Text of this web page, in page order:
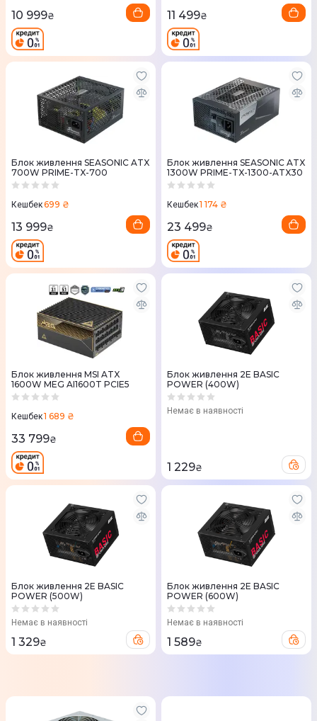
10 999₴ 11 499₴
Блок живлення SEASONIC ATX
700W PRIME-TX-700
Кешбек699 ₴
13 999₴
Блок живлення SEASONIC ATX
1300W PRIME-TX-1300-ATX30
Кешбек1 174 ₴
23 499₴
Блок живлення MSI ATX
1600W MEG AI1600T PCIE5
Кешбек1 689 ₴
33 799₴
Блок живлення 2E BASIC
POWER (400W)
Немає в наявності
1 229₴
Блок живлення 2E BASIC
POWER (500W)
Немає в наявності
1 329₴
Блок живлення 2E BASIC
POWER (600W)
Немає в наявності
1 589₴